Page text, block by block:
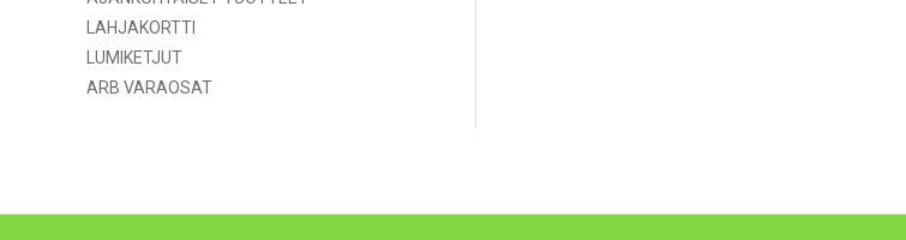
LAHJAKORTTI
LUMIKETJUT
ARB VARAOSAT